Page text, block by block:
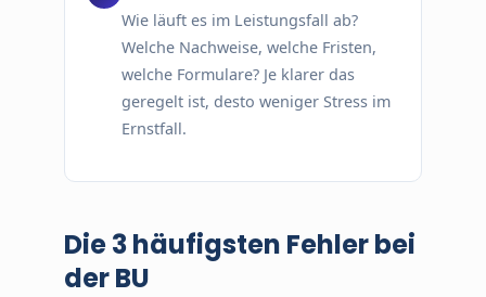
Wie läuft es im Leistungsfall ab?
Welche Nachweise, welche Fristen,
welche Formulare? Je klarer das
geregelt ist, desto weniger Stress im
Ernstfall.
Die 3 häufigsten Fehler bei
der BU